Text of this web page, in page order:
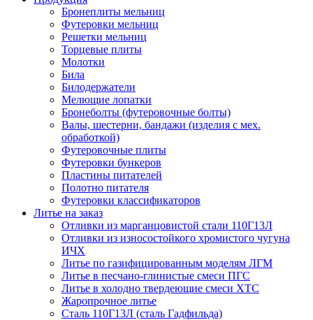
Бронеплиты мельниц
Футеровки мельниц
Решетки мельниц
Торцевые плиты
Молотки
Била
Билодержатели
Мелющие лопатки
Бронеболты (футеровочные болты)
Валы, шестерни, бандажи (изделия с мех.
обработкой)
Футеровочные плиты
Футеровки бункеров
Пластины питателей
Полотно питателя
Футеровки классификаторов
Литье на заказ
Отливки из марганцовистой стали 110Г13Л
Отливки из износостойкого хромистого чугуна
ИЧХ
Литье по газифицированным моделям ЛГМ
Литье в песчано-глинистые смеси ПГС
Литье в холодно твердеющие смеси ХТС
Жаропрочное литье
Сталь 110Г13Л (сталь Гадфильда)